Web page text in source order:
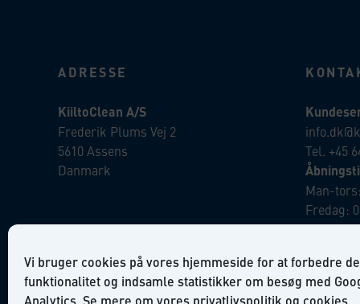
Vi bruger cookies på vores hjemmeside for at forbedre
funktionalitet og indsamle statistikker om besøg med
ADRESSE
KiiltoClean A/S
Frederik Plums Vej 2
5610 Assens
Danmark
Tel. +45
Man-
Fredag: